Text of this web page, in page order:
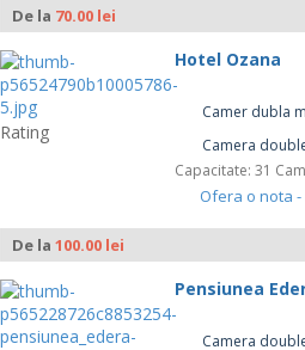
De la 70.00 lei
Rating
Hotel Ozana
Camer dubla
Camera
Capacitate: 31
Ofera o nota
De la100.00 lei
Pensiunea
Camera